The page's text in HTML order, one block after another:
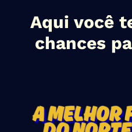
Aqui você
chances